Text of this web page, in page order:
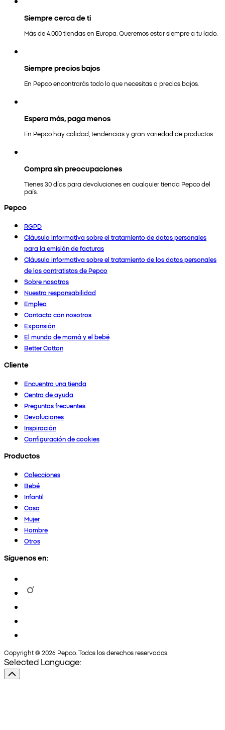
Siempre cerca de ti
Más de 4.000 tiendas en Europa. Queremos estar siempre a tu lado.
Siempre precios bajos
En Pepco encontrarás todo lo que necesitas a precios bajos.
Espera más, paga menos
En Pepco hay calidad, tendencias y gran variedad de productos.
Compra sin preocupaciones
Tienes 30 días para devoluciones en cualquier tienda Pepco del
país.
Pepco
RGPD
Cláusula informativa sobre el tratamiento de datos personales
para la emisión de facturas
Cláusula informativa sobre el tratamiento de los datos personales
de los contratistas de Pepco
Sobre nosotros
Nuestra responsabilidad
Empleo
Contacta con nosotros
Expansión
El mundo de mamá y el bebé
Better Cotton
Cliente
Encuentra una tienda
Centro de ayuda
Preguntas frecuentes
Devoluciones
Inspiración
Configuración de cookies
Productos
Colecciones
Bebé
Infantil
Casa
Mujer
Hombre
Otros
Síguenos en:
Copyright © 2026 Pepco. Todos los derechos reservados.
Selected Language: